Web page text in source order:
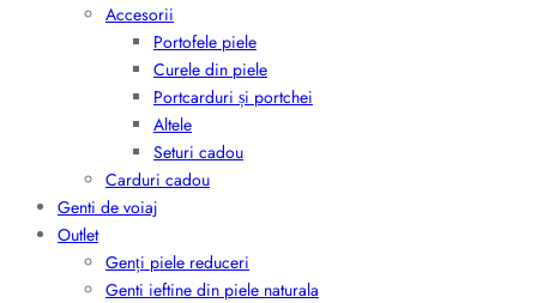
Accesorii
Portofele piele
Curele din piele
Portcarduri și portchei
Altele
Seturi cadou
Carduri cadou
Genti de voiaj
Outlet
Genți piele reduceri
Genti ieftine din piele naturala